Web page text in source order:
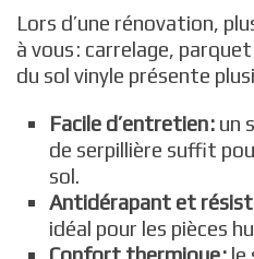
Lors d’une rénovation,
à vous : carrelage,
du sol vinyle présente
Facile d’entretien : un
de serpillière suffit
sol.
Antidérapant et
idéal pour les pièces